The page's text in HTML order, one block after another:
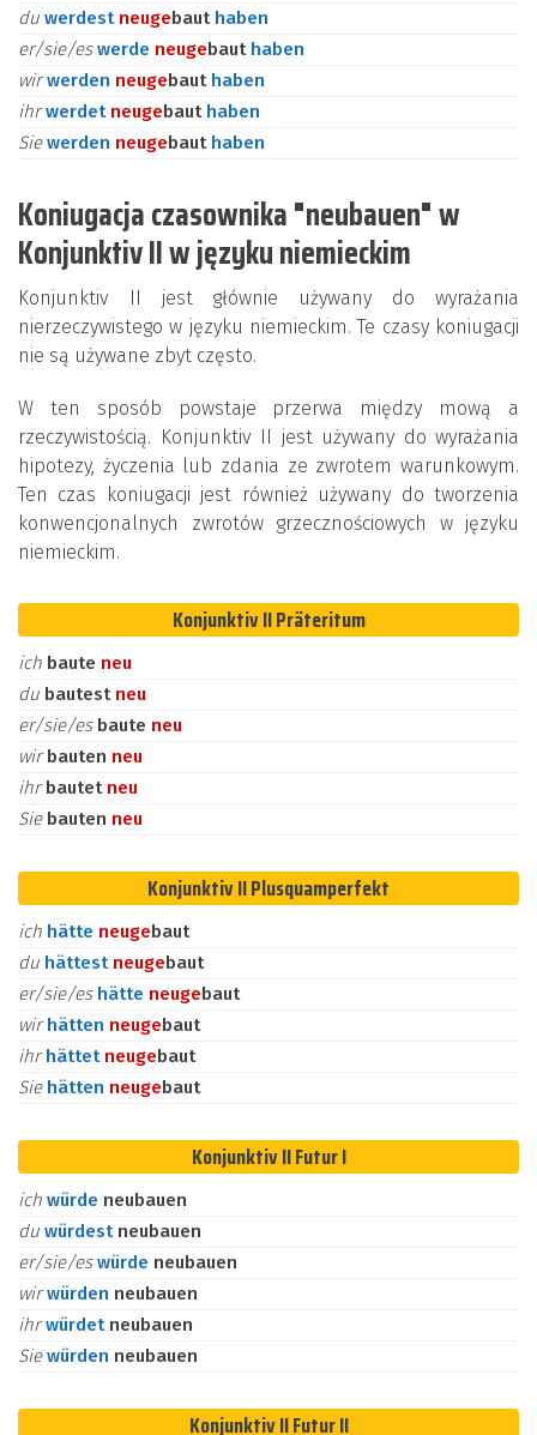
du werdest neugebaut haben
er/sie/eswerde neugebaut haben
wirwerden neugebaut haben
ihrwerdet neugebaut haben
Siewerden neugebaut haben
Koniugacja czasownika "neubauen" w
Konjunktiv II w języku niemieckim
Konjunktiv II jest głównie używany do wyrażania
nierzeczywistego w języku niemieckim. Te czasy koniugacji
nie są używane zbyt często.
W ten sposób powstaje przerwa między mową a
rzeczywistością. Konjunktiv II jest używany do wyrażania
hipotezy, życzenia lub zdania ze zwrotem warunkowym.
Ten czas koniugacji jest również używany do tworzenia
konwencjonalnych zwrotów grzecznościowych w języku
niemieckim.
Konjunktiv II Präteritum
ich baute neu
du bautest neu
er/sie/es baute neu
wirbauten neu
ihrbautet neu
Sie bauten neu
Konjunktiv II Plusquamperfekt
ich hätte neugebaut
du hättest neugebaut
er/sie/es hätte neugebaut
wirhätten neugebaut
ihrhättet neugebaut
Sie hätten neugebaut
Konjunktiv II Futur I
ich würde neubauen
du würdest neubauen
er/sie/eswürde neubauen
wirwürden neubauen
ihrwürdet neubauen
Siewürden neubauen
Konjunktiv II Futur II